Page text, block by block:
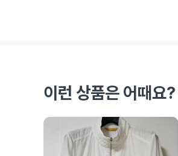
이런 상품은 어때요?